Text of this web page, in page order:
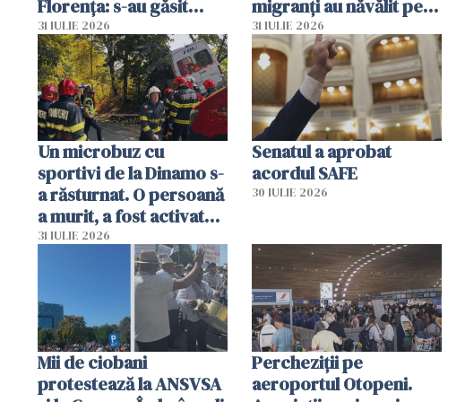
Florența: s-au găsit
capete de aligator și o
sumă imensă de bani
31 IULIE 2026
migranți au năvălit pe
teritoriul spaniol: „Vom
mobiliza toate
resursele"
31 IULIE 2026
Un microbuz cu
sportivi de la Dinamo s-
a răsturnat. O persoană
a murit, a fost activat
planul roșu de
31 IULIE 2026
Senatul a aprobat
acordul SAFE
30 IULIE 2026
Mii de ciobani
protestează la ANSVSA
Percheziții pe
aeroportul Otopeni.